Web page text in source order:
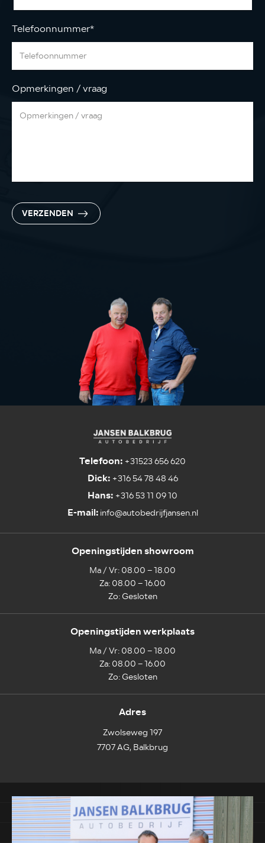
Telefoonnummer*
Opmerkingen / vraag
VERZENDEN
Telefoon: +31523 656 620
Dick:+316 54 78 48 46
Hans: +316 53 11 09 10
E-mail:info@autobedrijfjansen.nl
Openingstijden showroom
Ma / Vr: 08.00 – 18.00
Za: 08.00 – 16.00
Zo: Gesloten
Openingstijden werkplaats
Ma / Vr: 08.00 – 18.00
Za: 08.00 – 16.00
Zo: Gesloten
Adres
Zwolseweg 197
7707 AG, Balkbrug